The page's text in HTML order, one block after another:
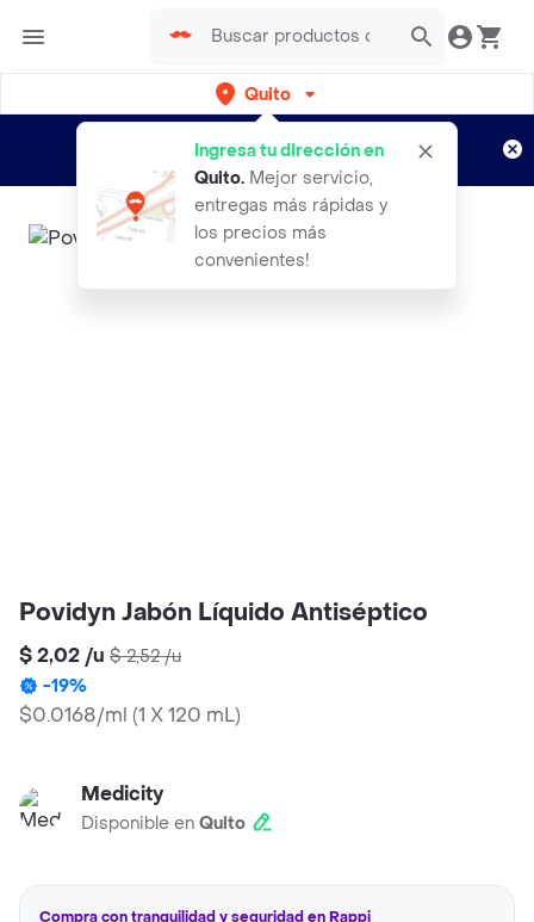
Quito
Ingresa tu dirección en
Quito. Mejor servicio,
entregas más rápidas y
los precios más
convenientes!
envíos gratis por semanas
Aplican TyC
Povidyn Jabón Líquido Antiséptico
$ 2,02 /u $ 2,52/u
-19%
$0.0168/ml (1 X 120 mL)
Medicity
Disponible en Quito
Compra con tranquilidad y seguridad en Rappi